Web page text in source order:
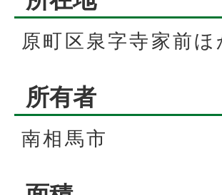
原町区泉字寺家前ほ
所有者
南相馬市